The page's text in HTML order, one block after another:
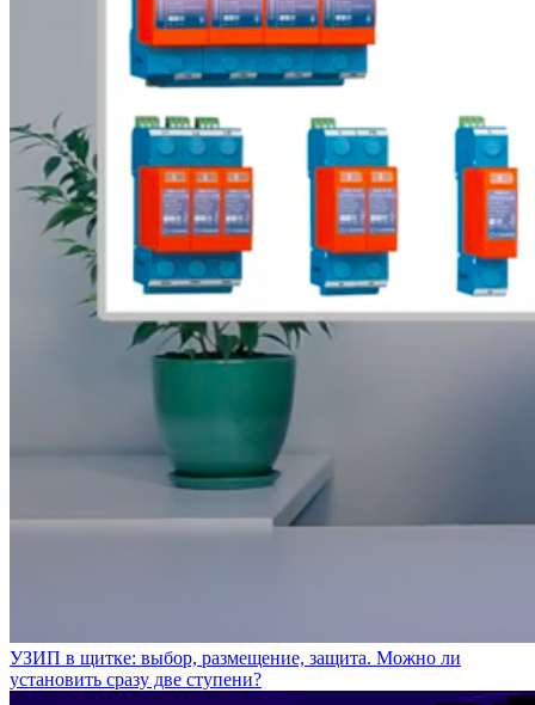
УЗИП в щитке: выбор, размещение, защита. Можно ли
установить сразу две ступени?